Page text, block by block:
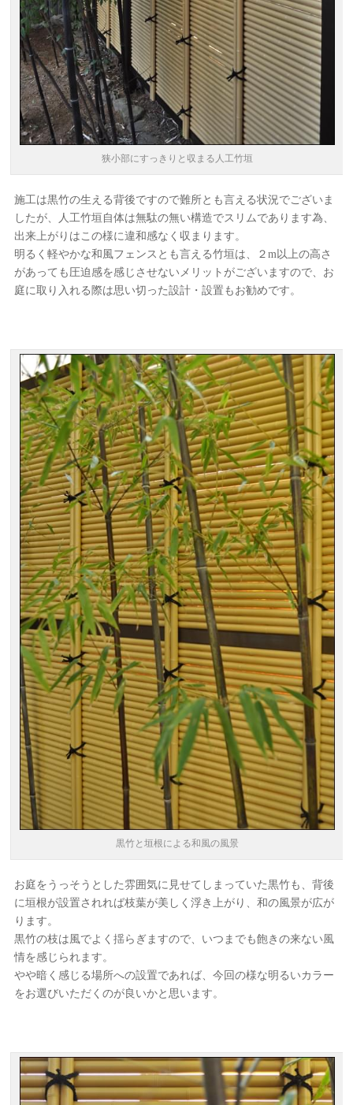
狭小部にすっきりと収まる人工竹垣
施工は黒竹の生える背後ですので難所とも言える状況でございま
したが、人工竹垣自体は無駄の無い構造でスリムであります為、
出来上がりはこの様に違和感なく収まります。
明るく軽やかな和風フェンスとも言える竹垣は、２m以上の高さ
があっても圧迫感を感じさせないメリットがございますので、お
庭に取り入れる際は思い切った設計・設置もお勧めです。
黒竹と垣根による和風の風景
お庭をうっそうとした雰囲気に見せてしまっていた黒竹も、背後
に垣根が設置されれば枝葉が美しく浮き上がり、和の風景が広が
ります。
黒竹の枝は風でよく揺らぎますので、いつまでも飽きの来ない風
情を感じられます。
やや暗く感じる場所への設置であれば、今回の様な明るいカラー
をお選びいただくのが良いかと思います。